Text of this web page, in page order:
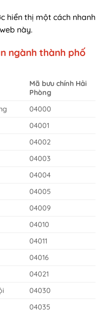
hiển thị một cách nhanh
này.
ngành thành phố
Mã bưu chính Hải
Phòng
04000
04001
04002
04003
04004
04005
04009
04010
04011
04016
04021
04030
04035